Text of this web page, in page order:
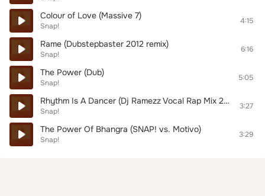
Colour of Love (Massive 7)
Snap!
4:15
Rame (Dubstepbaster 2012 remix)
Snap!
6:16
The Power (Dub)
Snap!
5:05
Rhythm Is A Dancer (Dj Ramezz Vocal Rap Mix 2020)
Snap!
3:27
The Power Of Bhangra (SNAP! vs. Motivo)
Snap!
3:29